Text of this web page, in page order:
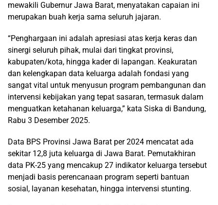
mewakili Gubernur Jawa Barat, menyatakan capaian ini
merupakan buah kerja sama seluruh jajaran.
“Penghargaan ini adalah apresiasi atas kerja keras dan
sinergi seluruh pihak, mulai dari tingkat provinsi,
kabupaten/kota, hingga kader di lapangan. Keakuratan
dan kelengkapan data keluarga adalah fondasi yang
sangat vital untuk menyusun program pembangunan dan
intervensi kebijakan yang tepat sasaran, termasuk dalam
menguatkan ketahanan keluarga,” kata Siska di Bandung,
Rabu 3 Desember 2025.
Data BPS Provinsi Jawa Barat per 2024 mencatat ada
sekitar 12,8 juta keluarga di Jawa Barat. Pemutakhiran
data PK-25 yang mencakup 27 indikator keluarga tersebut
menjadi basis perencanaan program seperti bantuan
sosial, layanan kesehatan, hingga intervensi stunting.